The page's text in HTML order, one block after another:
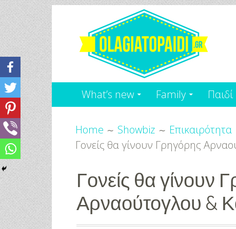
Skip
to
content
Olagiatopaidi.gr
Όλα
Για
το
Παιδί
-
What’s new Family Παιδί
Breadcrumbs
Home Showbiz Επικαιρότητα
Γονείς θα γίνουν Γρηγόρης
Γονείς θα γίνουν
Αρναούτογλου &